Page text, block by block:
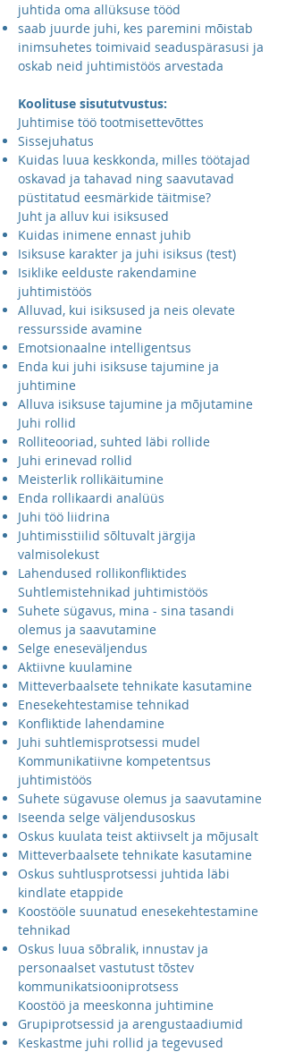
juhtida oma allüksuse tööd
saab juurde juhi, kes paremini mõistab
inimsuhetes toimivaid seaduspärasusi ja
oskab neid juhtimistöös arvestada
Koolituse sisututvustus:
Juhtimise töö tootmisettevõttes
Sissejuhatus
Kuidas luua keskkonda, milles töötajad
oskavad ja tahavad ning saavutavad
püstitatud eesmärkide täitmise?
Juht ja alluv kui isiksused
Kuidas inimene ennast juhib
Isiksuse karakter ja juhi isiksus (test)
Isiklike eelduste rakendamine
juhtimistöös
Alluvad, kui isiksused ja neis olevate
ressursside avamine
Emotsionaalne intelligentsus
Enda kui juhi isiksuse tajumine ja
juhtimine
Alluva isiksuse tajumine ja mõjutamine
Juhi rollid
Rolliteooriad, suhted läbi rollide
Juhi erinevad rollid
Meisterlik rollikäitumine
Enda rollikaardi analüüs
Juhi töö liidrina
Juhtimisstiilid sõltuvalt järgija
valmisolekust
Lahendused rollikonfliktides
Suhtlemistehnikad juhtimistöös
Suhete sügavus, mina - sina tasandi
olemus ja saavutamine
Selge eneseväljendus
Aktiivne kuulamine
Mitteverbaalsete tehnikate kasutamine
Enesekehtestamise tehnikad
Konfliktide lahendamine
Juhi suhtlemisprotsessi mudel
Kommunikatiivne kompetentsus
juhtimistöös
Suhete sügavuse olemus ja saavutamine
Iseenda selge väljendusoskus
Oskus kuulata teist aktiivselt ja mõjusalt
Mitteverbaalsete tehnikate kasutamine
Oskus suhtlusprotsessi juhtida läbi
kindlate etappide
Koostööle suunatud enesekehtestamine
tehnikad
Oskus luua sõbralik, innustav ja
personaalset vastutust tõstev
kommunikatsiooniprotsess
Koostöö ja meeskonna juhtimine
Grupiprotsessid ja arengustaadiumid
Keskastme juhi rollid ja tegevused